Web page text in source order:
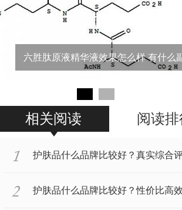
六胜肽原液精华液效果怎么样 有什么
2022年超值好用的护肤品十大排行榜
相关阅读 阅读
护肤品什么品牌比较好？真实综合
品品牌排行榜
护肤品什么品牌比较好？性价比高